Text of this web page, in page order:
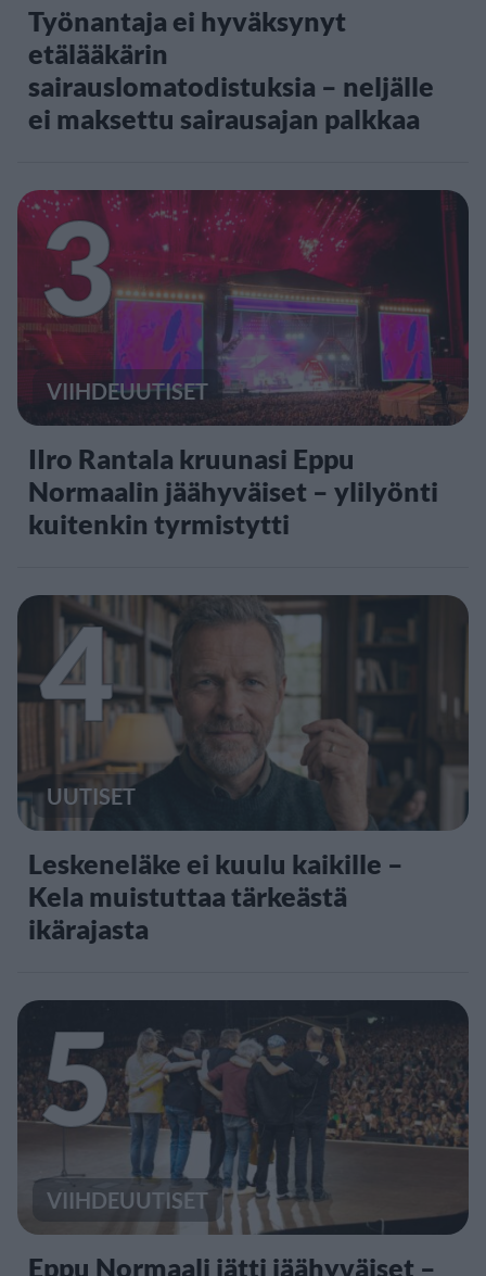
Työnantaja ei hyväksynyt
etälääkärin
sairauslomatodistuksia – neljälle
ei maksettu sairausajan palkkaa
3
VIIHDEUUTISET
IIro Rantala kruunasi Eppu
Normaalin jäähyväiset – ylilyönti
kuitenkin tyrmistytti
4
UUTISET
Leskeneläke ei kuulu kaikille –
Kela muistuttaa tärkeästä
ikärajasta
5
VIIHDEUUTISET
Eppu Normaali jätti jäähyväiset –